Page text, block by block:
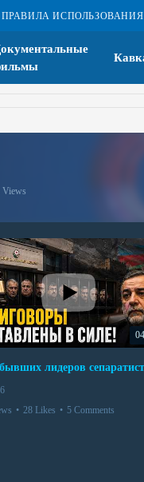
ПРАВИЛА ИСПОЛЬЗОВАНИЯ
Views
• 28 Likes • 5 Comments